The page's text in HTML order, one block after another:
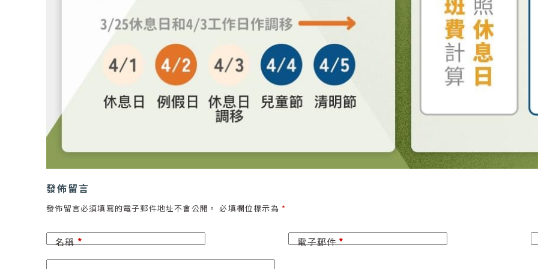
發佈留言
發佈留言必須填寫的電子郵件地址不會公開。 必填欄位標示為 *
名稱* 電子郵件*